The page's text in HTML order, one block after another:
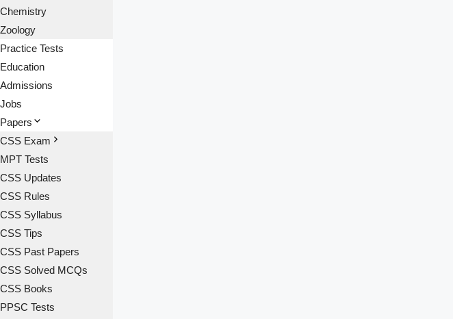
Chemistry
Zoology
Practice Tests
Education
Admissions
Jobs
Papers
CSS Exam
MPT Tests
CSS Updates
CSS Rules
CSS Syllabus
CSS Tips
CSS Past Papers
CSS Solved MCQs
CSS Books
PPSC Tests